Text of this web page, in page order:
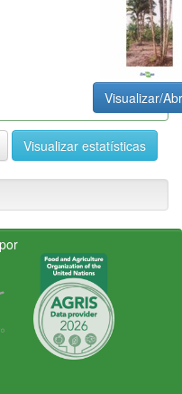
Visualizar/
Visualizar estatísticas